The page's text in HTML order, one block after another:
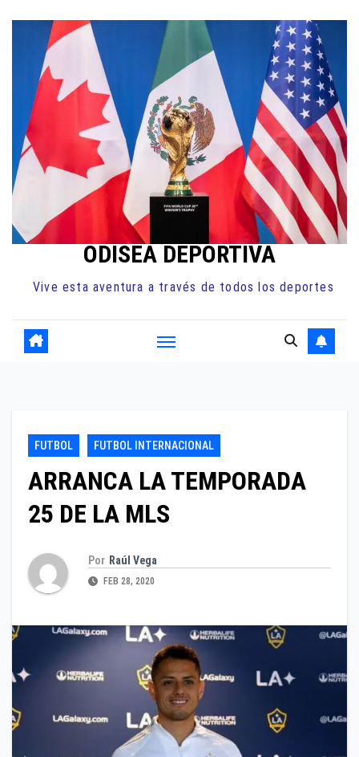
contenido
ODISEA DEPORTIVA
Vive esta aventura a través de todos los deportes
FUTBOL FUTBOL INTERNACIONAL
ARRANCA LA TEMPORADA
25 DE LA MLS
Por Raúl Vega
FEB 28, 2020